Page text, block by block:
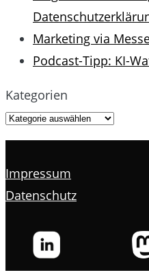
Marketing via
Podcast-Tipp: KI-
Kategorien
Impressum
Datenschutz